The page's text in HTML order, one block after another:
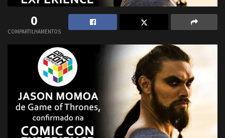
0
COMPARTILHAMENTOS